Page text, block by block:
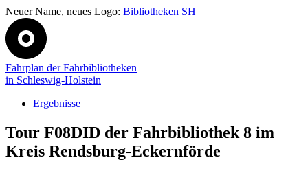
Neuer Name, neues Logo: Bibliotheken SH
Fahrplan der Fahrbibliotheken
in Schleswig-Holstein
Ergebnisse
Tour F08DID der Fahrbibliothek 8 im
Kreis Rendsburg-Eckernförde